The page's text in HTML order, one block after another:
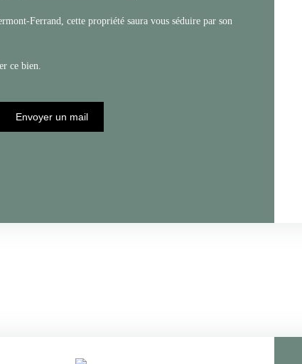
Ferrand, cette propriété saura vous séduire par son
ce bien.
Envoyer un mail